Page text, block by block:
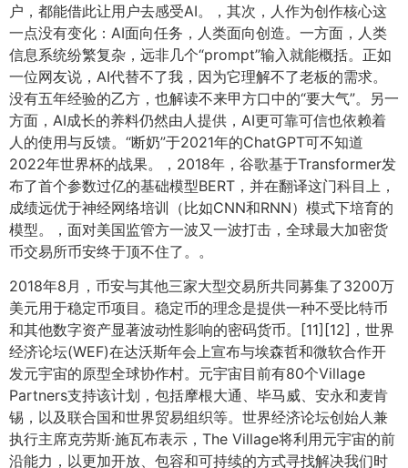
户，都能借此让用户去感受AI。，其次，人作为创作核心这
一点没有变化：AI面向任务，人类面向创造。一方面，人类
信息系统纷繁复杂，远非几个“prompt”输入就能概括。正如
一位网友说，AI代替不了我，因为它理解不了老板的需求。
没有五年经验的乙方，也解读不来甲方口中的“要大气”。另一
方面，AI成长的养料仍然由人提供，AI更可靠可信也依赖着
人的使用与反馈。“断奶”于2021年的ChatGPT可不知道
2022年世界杯的战果。，2018年，谷歌基于Transformer发
布了首个参数过亿的基础模型BERT，并在翻译这门科目上，
成绩远优于神经网络培训（比如CNN和RNN）模式下培育的
模型。，面对美国监管方一波又一波打击，全球最大加密货
币交易所币安终于顶不住了。。
2018年8月，币安与其他三家大型交易所共同募集了3200万
美元用于稳定币项目。稳定币的理念是提供一种不受比特币
和其他数字资产显著波动性影响的密码货币。[11][12]，世界
经济论坛(WEF)在达沃斯年会上宣布与埃森哲和微软合作开
发元宇宙的原型全球协作村。元宇宙目前有80个Village
Partners支持该计划，包括摩根大通、毕马威、安永和麦肯
锡，以及联合国和世界贸易组织等。世界经济论坛创始人兼
执行主席克劳斯·施瓦布表示，The Village将利用元宇宙的前
沿能力，以更加开放、包容和可持续的方式寻找解决我们时